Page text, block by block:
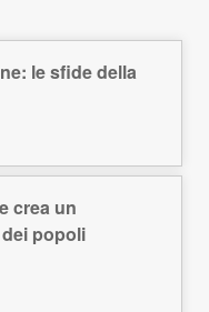
le sfide della
crea un
popoli